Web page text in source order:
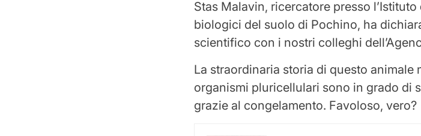
Stas Malavin, ricercatore presso
biologici del suolo di Pochino, ha
scientifico con i nostri colleghi
La straordinaria storia di questo
organismi pluricellulari sono in grado di
grazie al congelamento. Favoloso, vero?